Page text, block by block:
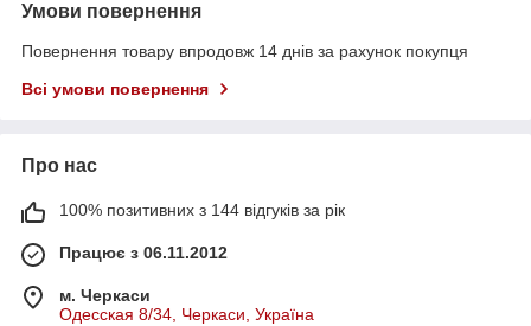
Умови повернення
Повернення товару впродовж 14 днів за рахунок покупця
Всі умови повернення
Про нас
100% позитивних з 144 відгуків за рік
Працює з 06.11.2012
м. Черкаси
Одесская 8/34, Черкаси, Україна